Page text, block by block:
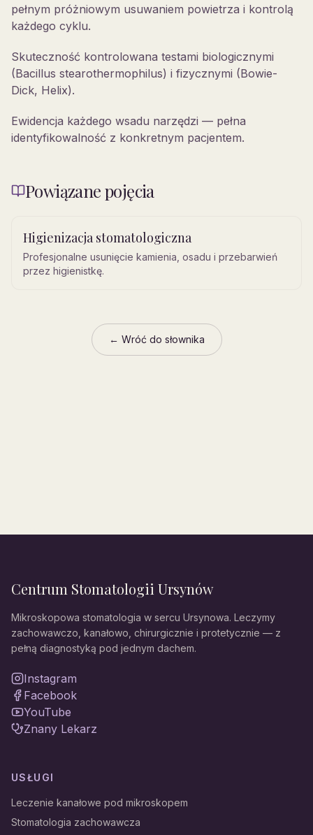
pełnym próżniowym usuwaniem powietrza i kontrolą
każdego cyklu.
Skuteczność kontrolowana testami biologicznymi
(Bacillus stearothermophilus) i fizycznymi (Bowie-
Dick, Helix).
Ewidencja każdego wsadu narzędzi — pełna
identyfikowalność z konkretnym pacjentem.
Powiązane pojęcia
Higienizacja stomatologiczna
Profesjonalne usunięcie kamienia, osadu i przebarwień
przez higienistkę.
← Wróć do słownika
Centrum Stomatologii Ursynów
Mikroskopowa stomatologia w sercu Ursynowa. Leczymy
zachowawczo, kanałowo, chirurgicznie i protetycznie — z
pełną diagnostyką pod jednym dachem.
Instagram
Facebook
YouTube
Znany Lekarz
USŁUGI
Leczenie kanałowe pod mikroskopem
Stomatologia zachowawcza